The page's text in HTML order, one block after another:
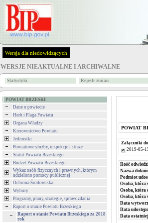
Wersja dla niedowidzących
WERSJE NIEAKTUALNE I ARCHIWALNE
Statystyki Rejestr zmian
POWIAT BRZESKI
Dane o powiecie
Herb i Flaga Powiatu
Organa Władzy
Kierownictwo Powiatu
Jednostki
Powiatowe służby, inspekcje i straże
Statut Powiatu Brzeskiego
Budżet Powiatu Brzeskiego
Wykaz osób fizycznych i prawnych, którym
udzielono pomocy publicznej
Ochrona Środowiska
Wybory
Programy, plany, strategie, sprawozdania
Raport o stanie Powiatu Brzeskiego
Raport o stanie Powiatu Brzeskiego za 2018
rok
POWIAT
Załączniki
2019-05-
Ilość
Nazwa
Podmiot
Osoba, która
Osoba, która
Osoba, która
Data
Data
Data